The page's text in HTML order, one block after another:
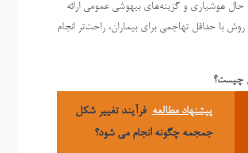
حال هوشیاری و گزینه‌های بیهوشی عمومی ارائه
با حداقل تهاجمی برای بیماران، راحت‌تر انجام
چیست؟
پیشنهاد مطالعه فرآیند تغییر شکل
جمجمه چگونه انجام می شود؟